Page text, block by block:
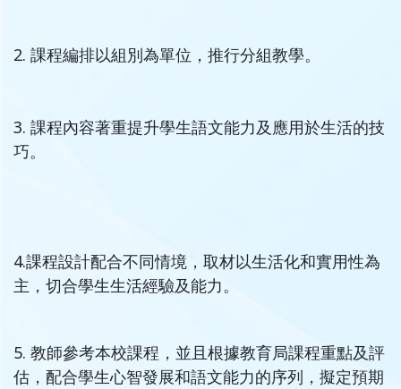
2. 課程編排以組別為單位，推行分組教學。
3. 課程內容著重提升學生語文能力及應用於生活的技
巧。
4.課程設計配合不同情境，取材以生活化和實用性為
主，切合學生生活經驗及能力。
5. 教師參考本校課程，並且根據教育局課程重點及評
估，配合學生心智發展和語文能力的序列，擬定預期